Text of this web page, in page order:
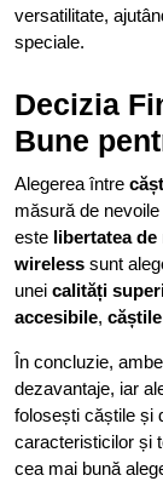
versatilitate,
speciale.
Decizia
Bune
Alegerea între
măsură de
este libertatea de
wireless sunt
unei calități
accesibile,
În concluzie,
dezavantaje, iar
folosești căștile și
caracteristicilor și
cea mai bună